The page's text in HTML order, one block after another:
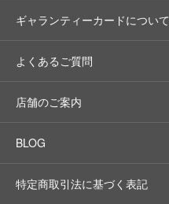
ギャランティーカードについて
よくあるご質問
店舗のご案内
BLOG
特定商取引法に基づく表記